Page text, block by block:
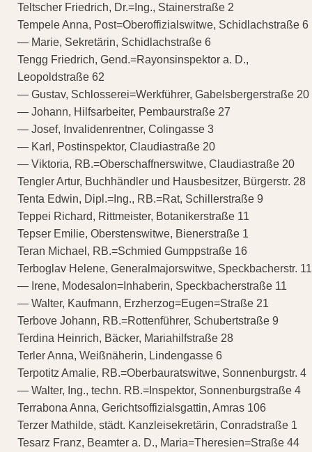
Teltscher Friedrich, Dr.=Ing., Stainerstraße 2
Tempele Anna, Post=Oberoffizialswitwe, Schidlachstraße 6
— Marie, Sekretärin, Schidlachstraße 6
Tengg Friedrich, Gend.=Rayonsinspektor a. D.,
Leopoldstraße 62
— Gustav, Schlosserei=Werkführer, Gabelsbergerstraße 20
— Johann, Hilfsarbeiter, Pembaurstraße 27
— Josef, Invalidenrentner, Colingasse 3
— Karl, Postinspektor, Claudiastraße 20
— Viktoria, RB.=Oberschaffnerswitwe, Claudiastraße 20
Tengler Artur, Buchhändler und Hausbesitzer, Bürgerstr. 28
Tenta Edwin, Dipl.=Ing., RB.=Rat, Schillerstraße 9
Teppei Richard, Rittmeister, Botanikerstraße 11
Tepser Emilie, Oberstenswitwe, Bienerstraße 1
Teran Michael, RB.=Schmied Gumppstraße 16
Terboglav Helene, Generalmajorswitwe, Speckbacherstr. 11
— Irene, Modesalon=Inhaberin, Speckbacherstraße 11
— Walter, Kaufmann, Erzherzog=Eugen=Straße 21
Terbove Johann, RB.=Rottenführer, Schubertstraße 9
Terdina Heinrich, Bäcker, Mariahilfstraße 28
Terler Anna, Weißnäherin, Lindengasse 6
Terpotitz Amalie, RB.=Oberbauratswitwe, Sonnenburgstr. 4
— Walter, Ing., techn. RB.=Inspektor, Sonnenburgstraße 4
Terrabona Anna, Gerichtsoffizialsgattin, Amras 106
Terzer Mathilde, städt. Kanzleisekretärin, Conradstraße 1
Tesarz Franz, Beamter a. D., Maria=Theresien=Straße 44